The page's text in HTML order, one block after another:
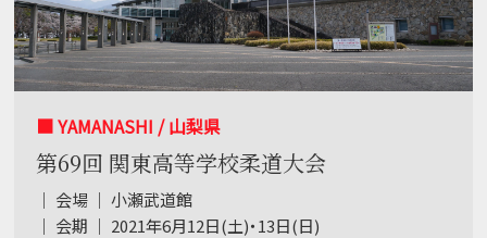
■ YAMANASHI / 山梨県
第69回 関東高等学校柔道大会
｜ 会場 ｜ 小瀬武道館
｜ 会期 ｜ 2021年6月12日(土)・13日(日)